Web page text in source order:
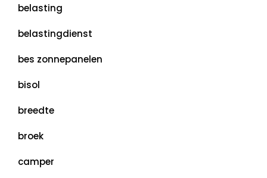
belasting
belastingdienst
bes zonnepanelen
bisol
breedte
broek
camper